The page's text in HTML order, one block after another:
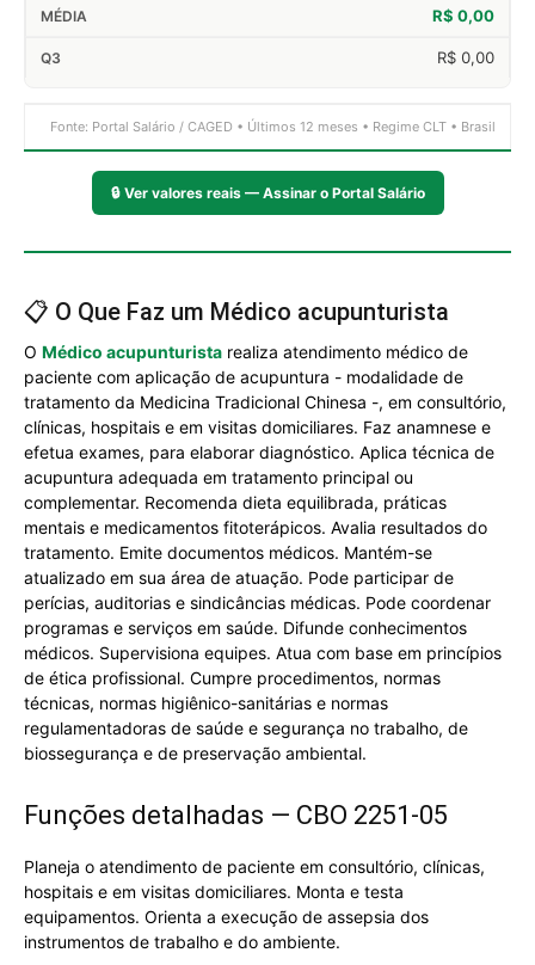
R$ 0,00
R$ 0,00
Fonte: Portal Salário / CAGED • Últimos 12 meses • Regime CLT • Brasil
🔒 Ver valores reais — Assinar o Portal Salário
📋 O Que Faz um Médico acupunturista
O Médico acupunturista realiza atendimento médico de
paciente com aplicação de acupuntura - modalidade de
tratamento da Medicina Tradicional Chinesa -, em consultório,
clínicas, hospitais e em visitas domiciliares. Faz anamnese e
efetua exames, para elaborar diagnóstico. Aplica técnica de
acupuntura adequada em tratamento principal ou
complementar. Recomenda dieta equilibrada, práticas
mentais e medicamentos fitoterápicos. Avalia resultados do
tratamento. Emite documentos médicos. Mantém-se
atualizado em sua área de atuação. Pode participar de
perícias, auditorias e sindicâncias médicas. Pode coordenar
programas e serviços em saúde. Difunde conhecimentos
médicos. Supervisiona equipes. Atua com base em princípios
de ética profissional. Cumpre procedimentos, normas
técnicas, normas higiênico-sanitárias e normas
regulamentadoras de saúde e segurança no trabalho, de
biossegurança e de preservação ambiental.
Funções detalhadas — CBO 2251-05
Planeja o atendimento de paciente em consultório, clínicas,
hospitais e em visitas domiciliares. Monta e testa
equipamentos. Orienta a execução de assepsia dos
instrumentos de trabalho e do ambiente.